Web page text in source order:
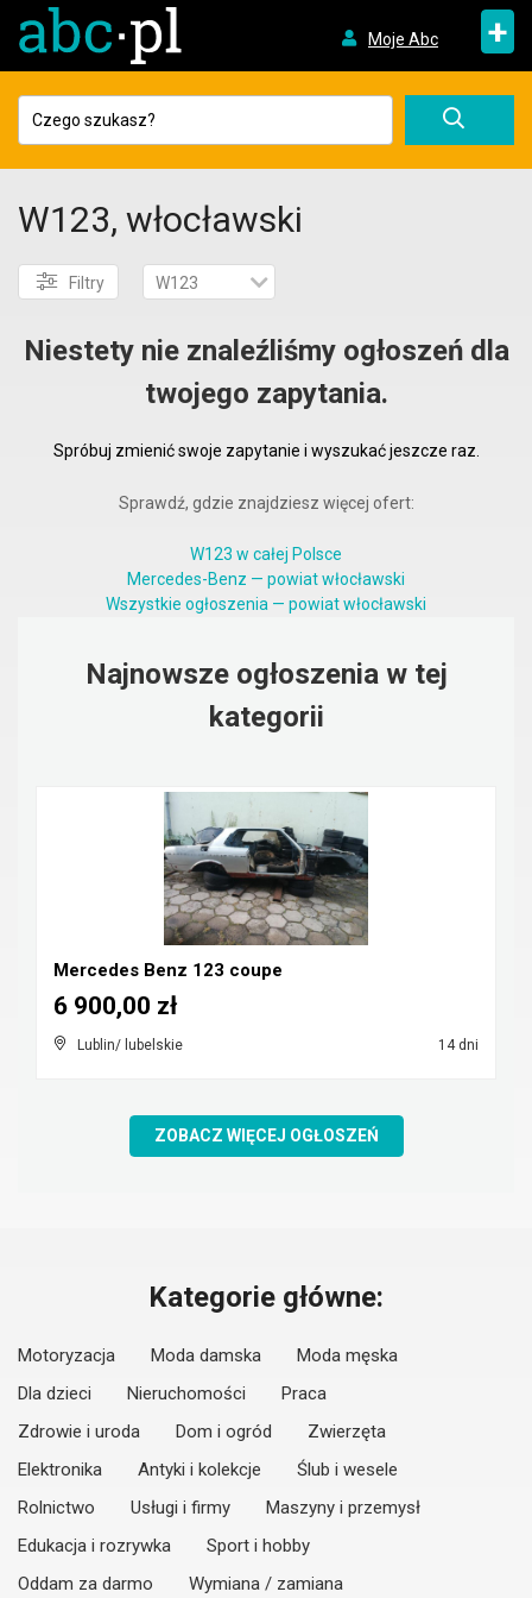
Moje Abc +
W123, włocławski
Filtry W123
Niestety nie znaleźliśmy ogłoszeń dla
twojego zapytania.
Spróbuj zmienić swoje zapytanie i wyszukać jeszcze raz.
Sprawdź, gdzie znajdziesz więcej ofert:
W123 w całej Polsce
Mercedes-Benz — powiat włocławski
Wszystkie ogłoszenia — powiat włocławski
Najnowsze ogłoszenia w tej
kategorii
Mercedes Benz 123 coupe
Lublin/ lubelskie 14 dni
6 900,00 zł
ZOBACZ WIĘCEJ OGŁOSZEŃ
Kategorie główne:
Motoryzacja Moda damska
Moda męska
Dla dzieci
Nieruchomości
Praca
Zdrowie i uroda
Dom i ogród
Zwierzęta
Elektronika
Antyki i kolekcje
Ślub i wesele
Rolnictwo
Usługi i firmy
Maszyny i przemysł
Edukacja i rozrywka
Sport i hobby
Oddam za darmo
Wymiana / zamiana